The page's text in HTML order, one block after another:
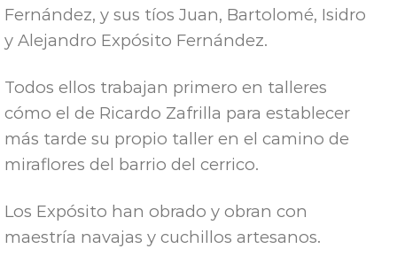
Fernández, y sus tíos Juan, Bartolomé, Isidro
y Alejandro Expósito Fernández.
Todos ellos trabajan primero en talleres
cómo el de Ricardo Zafrilla para establecer
más tarde su propio taller en el camino de
miraflores del barrio del cerrico.
Los Expósito han obrado y obran con
maestría navajas y cuchillos artesanos.